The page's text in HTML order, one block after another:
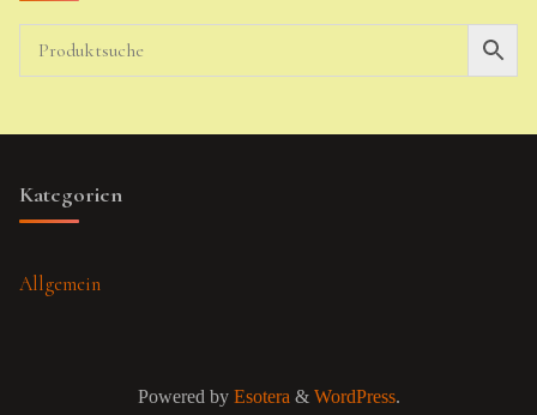
Kategorien
Allgemein
Powered byEsotera& WordPress.